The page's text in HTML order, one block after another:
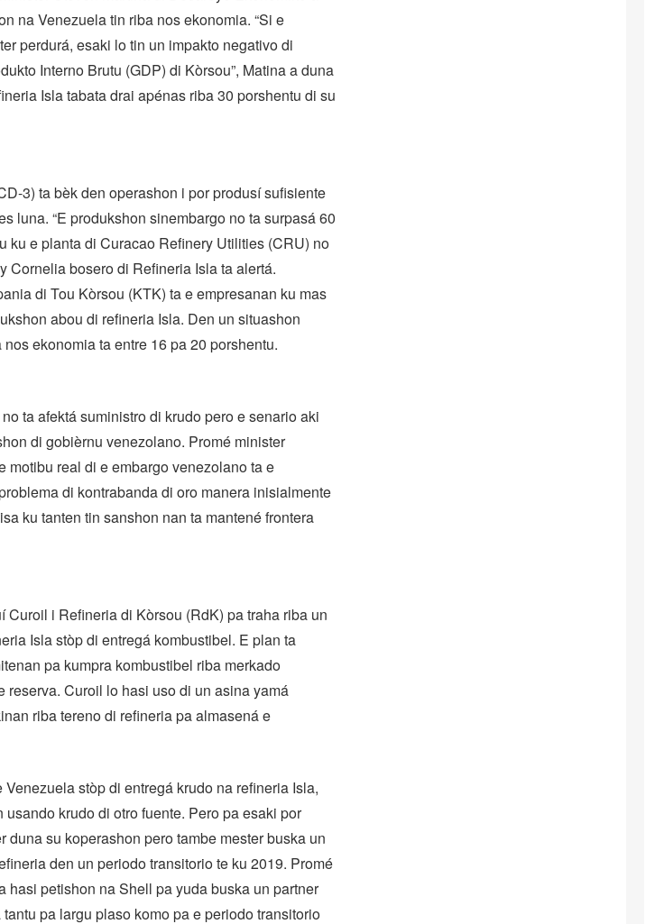
na Venezuela tin riba nos ekonomia. “Si e
perdurá, esaki lo tin un impakto negativo di
Interno Brutu (GDP) di Kòrsou”, Matina a duna
Isla tabata drai apénas riba 30 porshentu di su
3) ta bèk den operashon i por produsí sufisiente
luna. “E produkshon sinembargo no ta surpasá 60
ku e planta di Curacao Refinery Utilities (CRU) no
Cornelia bosero di Refineria Isla ta alertá.
di Tou Kòrsou (KTK) ta e empresanan ku mas
abou di refineria Isla. Den un situashon
ekonomia ta entre 16 pa 20 porshentu.
ta afektá suministro di krudo pero e senario aki
di gobièrnu venezolano. Promé minister
motibu real di e embargo venezolano ta e
di kontrabanda di oro manera inisialmente
ku tanten tin sanshon nan ta mantené frontera
Curoil i Refineria di Kòrsou (RdK) pa traha riba un
Isla stòp di entregá kombustibel. E plan ta
pa kumpra kombustibel riba merkado
reserva. Curoil lo hasi uso di un asina yamá
riba tereno di refineria pa almasená e
stòp di entregá krudo na refineria Isla,
krudo di otro fuente. Pero pa esaki por
duna su koperashon pero tambe mester buska un
den un periodo transitorio te ku 2019. Promé
hasi petishon na Shell pa yuda buska un partner
pa largu plaso komo pa e periodo transitorio